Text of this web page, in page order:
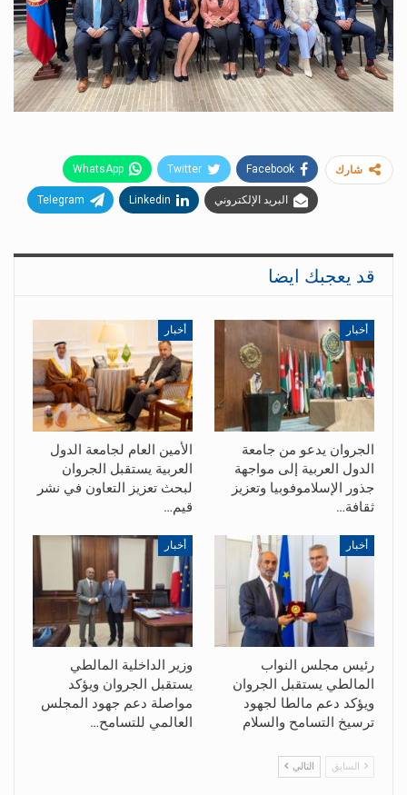
شارك Facebook
Twitter
WhatsApp
البريد الإلكتروني Linkedin
Telegram
قد يعجبك ايضا
أخبار
الجروان يدعو من جامعة
الدول العربية إلى مواجهة
جذور الإسلاموفوبيا وتعزيز
ثقافة…
أخبار
الأمين العام لجامعة الدول
العربية يستقبل الجروان
لبحث تعزيز التعاون في نشر
قيم…
أخبار
رئيس مجلس النواب
المالطي يستقبل الجروان
ويؤكد دعم مالطا لجهود
ترسيخ التسامح والسلام
أخبار
وزير الداخلية المالطي
يستقبل الجروان ويؤكد
مواصلة دعم جهود المجلس
العالمي للتسامح…
السابق التالي